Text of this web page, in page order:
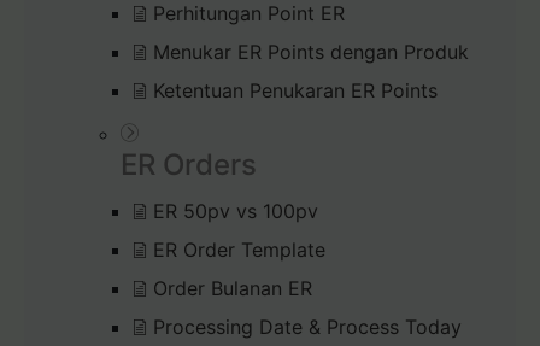
Perhitungan Point ER
Menukar ER Points dengan Produk
Ketentuan Penukaran ER Points
ER Orders
ER 50pv vs 100pv
ER Order Template
Order Bulanan ER
Processing Date & Process Today